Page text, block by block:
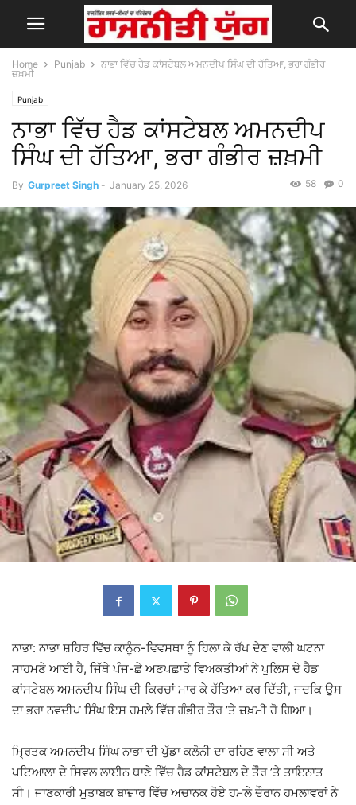
Home Punjab
ਨਾਭਾ ਵਿੱਚ ਹੈਡ ਕਾਂਸਟੇਬਲ ਅਮਨਦੀਪ ਸਿੰਘ ਦੀ ਹੱਤਿਆ, ਭਰਾ ਗੰਭੀਰ
ਜ਼ਖ਼ਮੀ
Punjab
ਨਾਭਾ ਵਿੱਚ ਹੈਡ ਕਾਂਸਟੇਬਲ ਅਮਨਦੀਪ
ਸਿੰਘ ਦੀ ਹੱਤਿਆ, ਭਰਾ ਗੰਭੀਰ ਜ਼ਖ਼ਮੀ
By Gurpreet Singh - January 25, 2026 0
58
ਨਾਭਾ: ਨਾਭਾ ਸ਼ਹਿਰ ਵਿੱਚ ਕਾਨੂੰਨ-ਵਿਵਸਥਾ ਨੂੰ ਹਿਲਾ ਕੇ ਰੱਖ ਦੇਣ ਵਾਲੀ ਘਟਨਾ
ਸਾਹਮਣੇ ਆਈ ਹੈ, ਜਿੱਥੇ ਪੰਜ-ਛੇ ਅਣਪਛਾਤੇ ਵਿਅਕਤੀਆਂ ਨੇ ਪੁਲਿਸ ਦੇ ਹੈਡ
ਕਾਂਸਟੇਬਲ ਅਮਨਦੀਪ ਸਿੰਘ ਦੀ ਕਿਰਚਾਂ ਮਾਰ ਕੇ ਹੱਤਿਆ ਕਰ ਦਿੱਤੀ, ਜਦਕਿ ਉਸ
ਦਾ ਭਰਾ ਨਵਦੀਪ ਸਿੰਘ ਇਸ ਹਮਲੇ ਵਿੱਚ ਗੰਭੀਰ ਤੌਰ ’ਤੇ ਜ਼ਖ਼ਮੀ ਹੋ ਗਿਆ।
ਮ੍ਰਿਤਕ ਅਮਨਦੀਪ ਸਿੰਘ ਨਾਭਾ ਦੀ ਪੁੱਡਾ ਕਲੋਨੀ ਦਾ ਰਹਿਣ ਵਾਲਾ ਸੀ ਅਤੇ
ਪਟਿਆਲਾ ਦੇ ਸਿਵਲ ਲਾਈਨ ਥਾਣੇ ਵਿੱਚ ਹੈਡ ਕਾਂਸਟੇਬਲ ਦੇ ਤੌਰ ’ਤੇ ਤਾਇਨਾਤ
ਸੀ। ਜਾਣਕਾਰੀ ਮੁਤਾਬਕ ਬਾਜ਼ਾਰ ਵਿੱਚ ਅਚਾਨਕ ਹੋਏ ਹਮਲੇ ਦੌਰਾਨ ਹਮਲਾਵਰਾਂ ਨੇ